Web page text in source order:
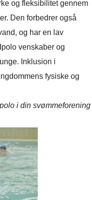
og fleksibilitet gennem
Den forbedrer også
og har en lav
venskaber og
Inklusion i
fysiske og
i din svømmeforening